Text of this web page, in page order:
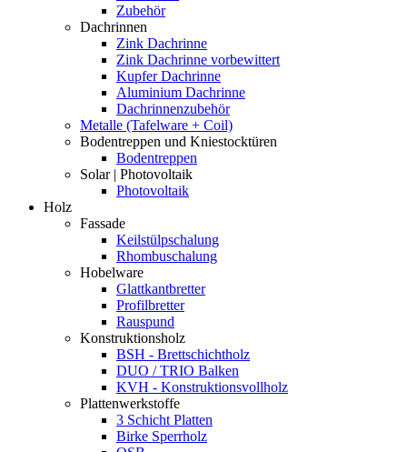
Zubehör
Dachrinnen
Zink Dachrinne
Zink Dachrinne vorbewittert
Kupfer Dachrinne
Aluminium Dachrinne
Dachrinnenzubehör
Metalle (Tafelware + Coil)
Bodentreppen und Kniestocktüren
Bodentreppen
Solar | Photovoltaik
Photovoltaik
Holz
Fassade
Keilstülpschalung
Rhombuschalung
Hobelware
Glattkantbretter
Profilbretter
Rauspund
Konstruktionsholz
BSH - Brettschichtholz
DUO / TRIO Balken
KVH - Konstruktionsvollholz
Plattenwerkstoffe
3 Schicht Platten
Birke Sperrholz